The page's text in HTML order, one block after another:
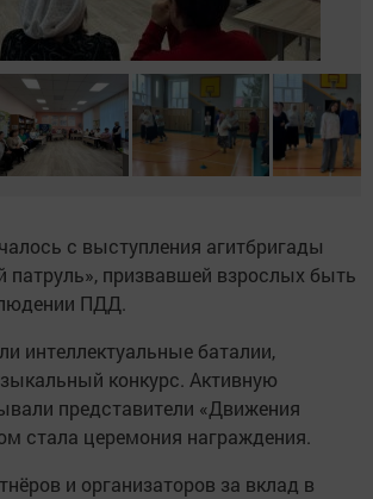
с выступления агитбригады
призвавшей взрослых быть
ПДД.
интеллектуальные баталии,
конкурс. Активную
представители «Движения
стала церемония награждения.
и организаторов за вклад в